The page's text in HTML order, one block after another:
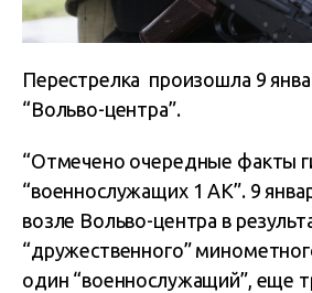
Перестрелка произошла 9
“Вольво-центра”.
“Отмечено очередные факты
“военнослужащих 1 АК”. 9
возле Вольво-центра в
“дружественного”
один “военнослужащий”, еще